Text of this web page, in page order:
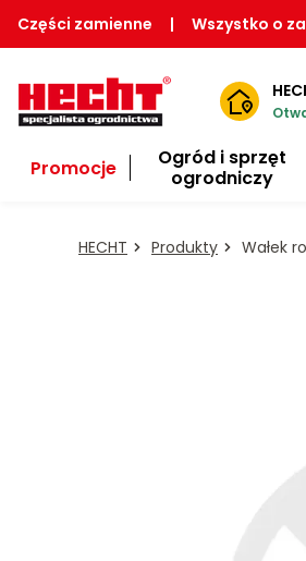
Części zamienne | Wszystko o
Promocje
Ogród i sprzęt
ogrodniczy
HECHT Produkty Wałek